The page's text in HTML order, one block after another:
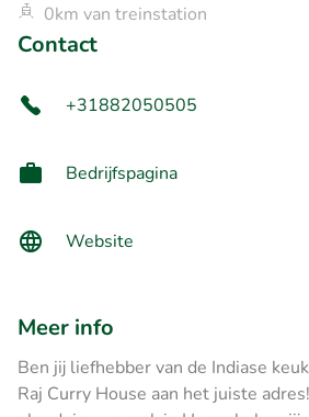
0km van treinstation
Contact
+31882050505
Bedrijfspagina
Website
Meer info
Ben jij liefhebber van de Indiase
Raj Curry House aan het juiste